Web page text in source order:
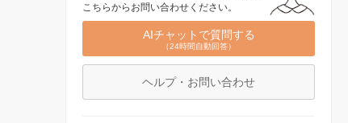
こちらからお問い合わせください。
AIチャットで質問する
（24時間自動回答）
ヘルプ・お問い合わせ